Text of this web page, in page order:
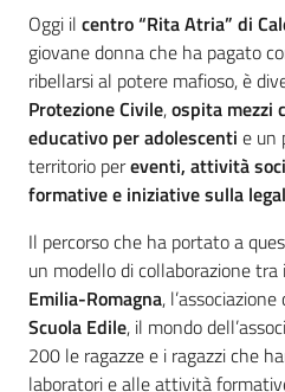
Oggi il centro “Rita Atria” di
giovane donna che ha pagato
ribellarsi al potere mafioso, è
Protezione Civile,ospita mezzi
educativo per adolescenti e un
territorio pereventi, attività
formative e iniziative sulla
Il percorso che ha portato a
un modello di collaborazione tra
Emilia-Romagna,
Scuola Edile, il mondo
200 le ragazze e i ragazzi che
laboratori e alle attività